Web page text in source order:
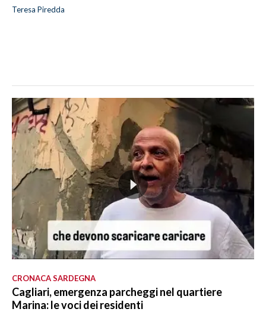
Teresa Piredda
CRONACA SARDEGNA
Cagliari, emergenza parcheggi nel quartiere
Marina: le voci dei residenti